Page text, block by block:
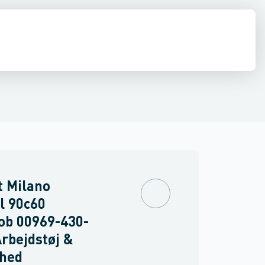
Milano
90c60
00969-430-
&